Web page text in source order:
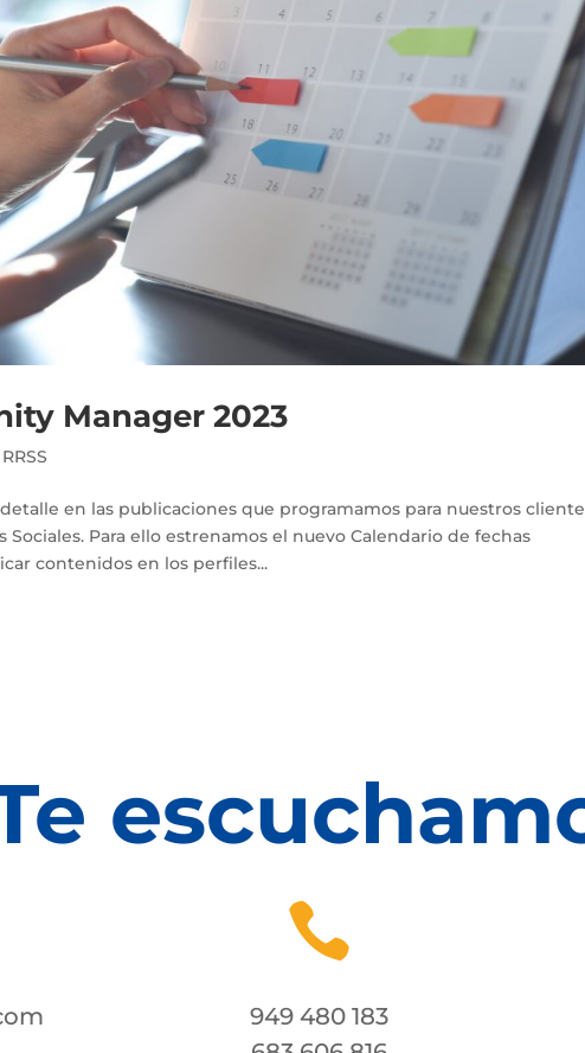
Manager 2023
RRSS
en las publicaciones que programamos para nuestros
Para ello estrenamos el nuevo Calendario de fechas
contenidos en los perfiles...

949 480 183